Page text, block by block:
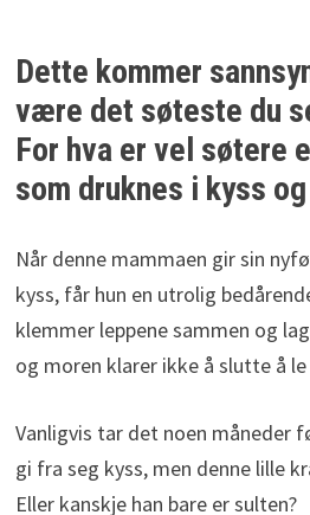
Dette kommer
være det søteste du
For hva er vel søtere
som druknes i kyss
Når denne mammaen gir sin
kyss, får hun en utrolig
klemmer leppene sammen og
og moren klarer ikke å slutte å
Vanligvis tar det noen måneder
gi fra seg kyss, men denne lille
Eller kanskje han bare er sulten?